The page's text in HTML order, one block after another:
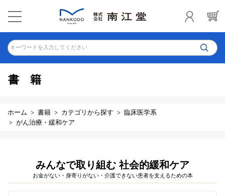
キーワードを入力してください
書籍
ホーム 書籍 カテゴリから探す
臨床医学系
がん治療・緩和ケア
みんなで取り組む 社会的緩和ケア
お金がない・身寄りがない・介護できない患者を支えるための本